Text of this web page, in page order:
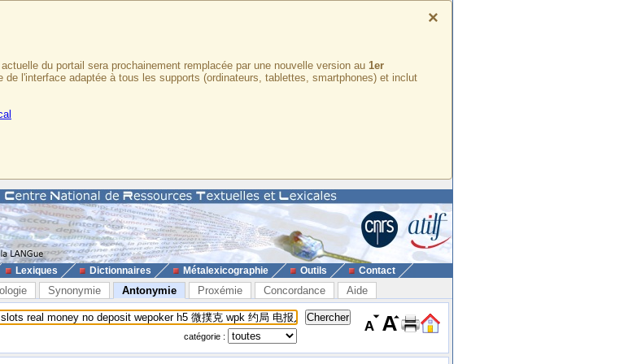
×
du portail sera prochainement remplacée par une nouvelle version au 1er
de l'interface adaptée à tous les supports (ordinateurs, tablettes, smartphones) et inclut
Lexiques Dictionnaires Métalexicographie Outils Contact
Synonymie Antonymie Proxémie Concordance Aide
catégorie :